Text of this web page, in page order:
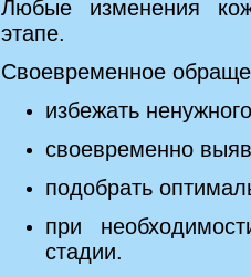
Любые изменения
этапе.
Своевременное
избежать
своевременно
подобрать
при
стадии.